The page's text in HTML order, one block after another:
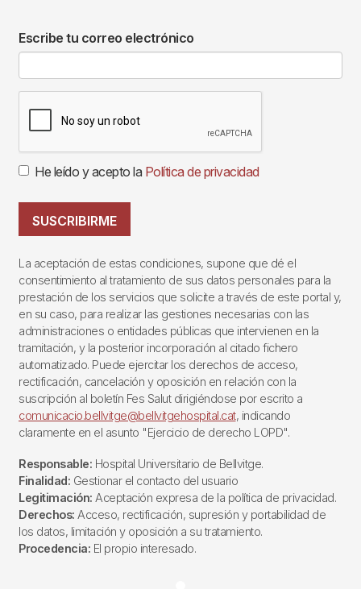
Escribe tu correo electrónico
He leído y acepto la Política de privacidad
SUSCRIBIRME
La aceptación de estas condiciones, supone que dé el
consentimiento al tratamiento de sus datos personales para la
prestación de los servicios que solicite a través de este portal y,
en su caso, para realizar las gestiones necesarias con las
administraciones o entidades públicas que intervienen en la
tramitación, y la posterior incorporación al citado fichero
automatizado. Puede ejercitar los derechos de acceso,
rectificación, cancelación y oposición en relación con la
suscripción al boletín Fes Salut dirigiéndose por escrito a
comunicacio.bellvitge@bellvitgehospital.cat, indicando
claramente en el asunto "Ejercicio de derecho LOPD".
Responsable: Hospital Universitario de Bellvitge.
Finalidad: Gestionar el contacto del usuario
Legitimación: Aceptación expresa de la política de privacidad.
Derechos: Acceso, rectificación, supresión y portabilidad de
los datos, limitación y oposición a su tratamiento.
Procedencia: El propio interesado.